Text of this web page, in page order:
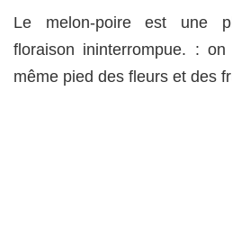
Le melon-poire est une
floraison ininterrompue. :
même pied des fleurs et des